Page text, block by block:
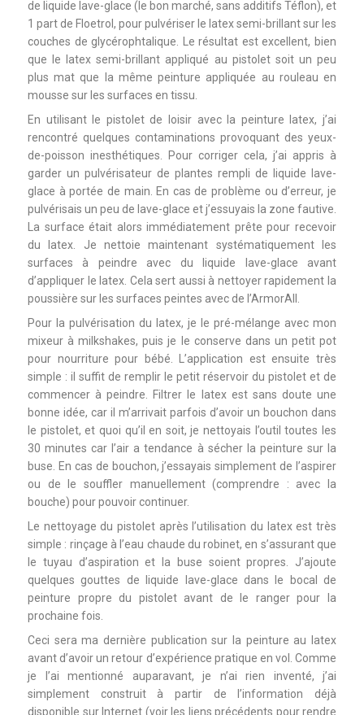
de liquide lave-glace (le bon marché, sans additifs Téflon), et
1 part de Floetrol, pour pulvériser le latex semi-brillant sur les
couches de glycérophtalique. Le résultat est excellent, bien
que le latex semi-brillant appliqué au pistolet soit un peu
plus mat que la même peinture appliquée au rouleau en
mousse sur les surfaces en tissu.
En utilisant le pistolet de loisir avec la peinture latex, j’ai
rencontré quelques contaminations provoquant des yeux-
de-poisson inesthétiques. Pour corriger cela, j’ai appris à
garder un pulvérisateur de plantes rempli de liquide lave-
glace à portée de main. En cas de problème ou d’erreur, je
pulvérisais un peu de lave-glace et j’essuyais la zone fautive.
La surface était alors immédiatement prête pour recevoir
du latex. Je nettoie maintenant systématiquement les
surfaces à peindre avec du liquide lave-glace avant
d’appliquer le latex. Cela sert aussi à nettoyer rapidement la
poussière sur les surfaces peintes avec de l’ArmorAll.
Pour la pulvérisation du latex, je le pré-mélange avec mon
mixeur à milkshakes, puis je le conserve dans un petit pot
pour nourriture pour bébé. L’application est ensuite très
simple : il suffit de remplir le petit réservoir du pistolet et de
commencer à peindre. Filtrer le latex est sans doute une
bonne idée, car il m’arrivait parfois d’avoir un bouchon dans
le pistolet, et quoi qu’il en soit, je nettoyais l’outil toutes les
30 minutes car l’air a tendance à sécher la peinture sur la
buse. En cas de bouchon, j’essayais simplement de l’aspirer
ou de le souffler manuellement (comprendre : avec la
bouche) pour pouvoir continuer.
Le nettoyage du pistolet après l’utilisation du latex est très
simple : rinçage à l’eau chaude du robinet, en s’assurant que
le tuyau d’aspiration et la buse soient propres. J’ajoute
quelques gouttes de liquide lave-glace dans le bocal de
peinture propre du pistolet avant de le ranger pour la
prochaine fois.
Ceci sera ma dernière publication sur la peinture au latex
avant d’avoir un retour d’expérience pratique en vol. Comme
je l’ai mentionné auparavant, je n’ai rien inventé, j’ai
simplement construit à partir de l’information déjà
disponible sur Internet (voir les liens précédents pour rendre